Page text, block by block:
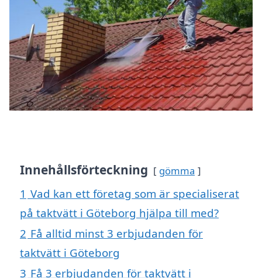
Innehållsförteckning gömma
1 Vad kan ett företag som är specialiserat
på taktvätt i Göteborg hjälpa till med?
2 Få alltid minst 3 erbjudanden för
taktvätt i Göteborg
3 Få 3 erbjudanden för taktvätt i